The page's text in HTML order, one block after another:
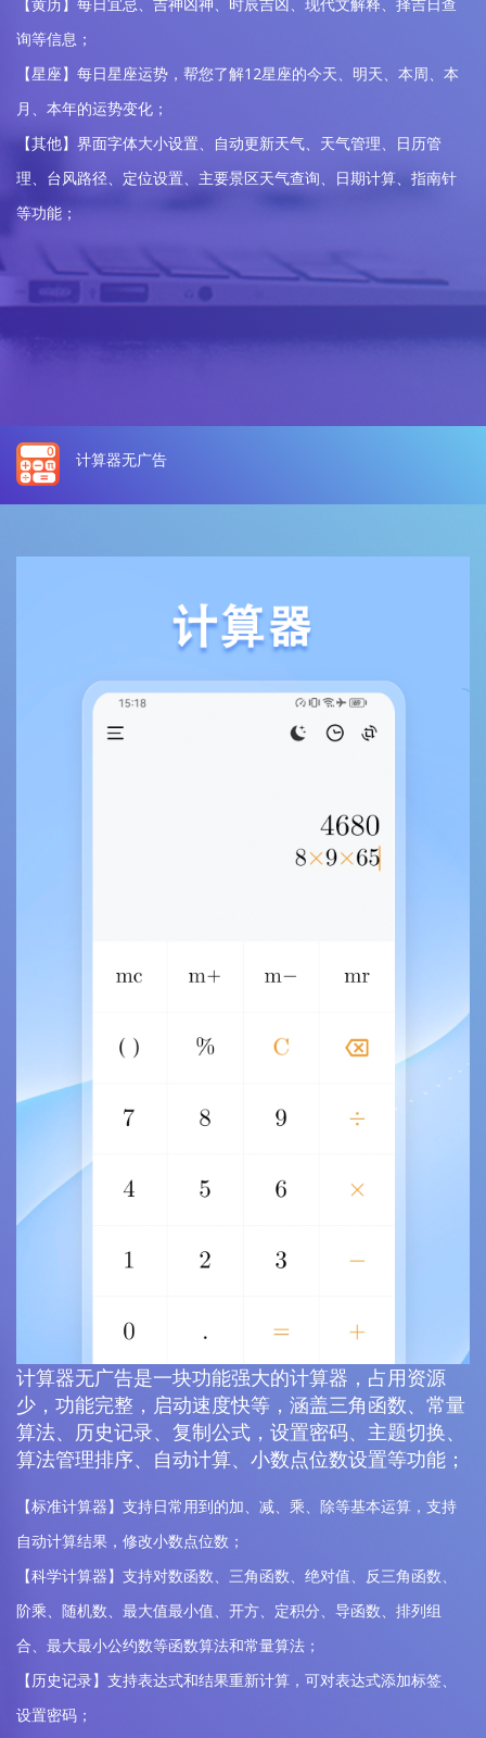
询等信息；
【星座】每日星座运势，帮您了解12星座的今天、明天、本周、本
月、本年的运势变化；
【其他】界面字体大小设置、自动更新天气、天气管理、日历管
理、台风路径、定位设置、主要景区天气查询、日期计算、指南针
等功能；
计算器无广告
计算器无广告是一块功能强大的计算器，占用资源
少，功能完整，启动速度快等，涵盖三角函数、常量
算法、历史记录、复制公式，设置密码、主题切换、
算法管理排序、自动计算、小数点位数设置等功能；
【标准计算器】支持日常用到的加、减、乘、除等基本运算，支持
自动计算结果，修改小数点位数；
【科学计算器】支持对数函数、三角函数、绝对值、反三角函数、
阶乘、随机数、最大值最小值、开方、定积分、导函数、排列组
合、最大最小公约数等函数算法和常量算法；
【历史记录】支持表达式和结果重新计算，可对表达式添加标签、
设置密码；